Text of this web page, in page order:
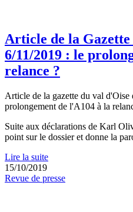
Article de la
6/11/2019 : le
relance ?
Article de la gazette du val
prolongement de l'A104 à la
Suite aux déclarations de Karl
point sur le dossier et donne la
Lire la suite
15/10/2019
Revue de presse